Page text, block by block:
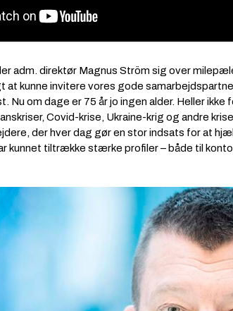
adm. direktør Magnus Ström sig over
at kunne invitere vores gode
Nu om dage er 75 år jo ingen alder. Heller
Covid-krise, Ukraine-krig og andre
der hver dag gør en stor indsats for at
kunnet tiltrække stærke profiler – både til